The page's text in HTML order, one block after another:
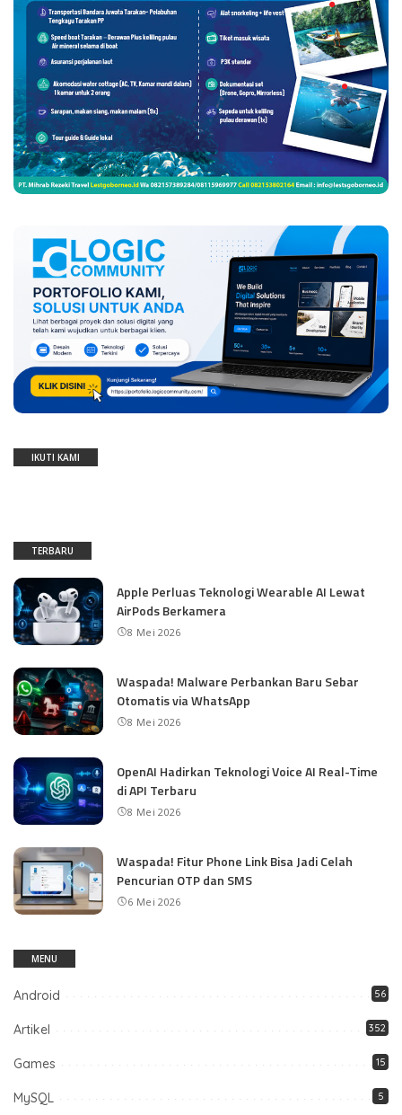
IKUTI KAMI
TERBARU
Apple Perluas Teknologi Wearable AI Lewat
AirPods Berkamera
8 Mei 2026
Waspada! Malware Perbankan Baru Sebar
Otomatis via WhatsApp
8 Mei 2026
OpenAI Hadirkan Teknologi Voice AI Real-Time
di API Terbaru
8 Mei 2026
Waspada! Fitur Phone Link Bisa Jadi Celah
Pencurian OTP dan SMS
6 Mei 2026
MENU
Android 56
Artikel 352
Games 15
MySQL 5